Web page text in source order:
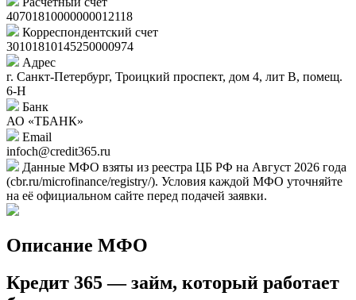
40701810000000012118
Корреспондентский счет
30101810145250000974
Адрес
г. Санкт-Петербург, Троицкий проспект, дом 4, лит В, помещ.
6-Н
Банк
АО «ТБАНК»
Email
infoch@credit365.ru
Данные МФО взяты из реестра ЦБ РФ на Август 2026 года
(cbr.ru/microfinance/registry/). Условия каждой МФО уточняйте
на её официальном сайте перед подачей заявки.
Описание МФО
Кредит 365 — займ, который работает